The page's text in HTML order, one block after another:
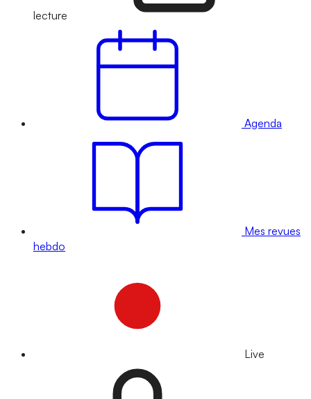
lecture
Agenda
Mes revues
hebdo
Live